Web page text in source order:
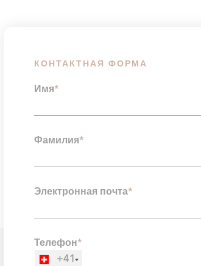
КОНТАКТНАЯ ФОРМА
Имя*
Фамилия*
Электронная почта*
Телефон*
+41